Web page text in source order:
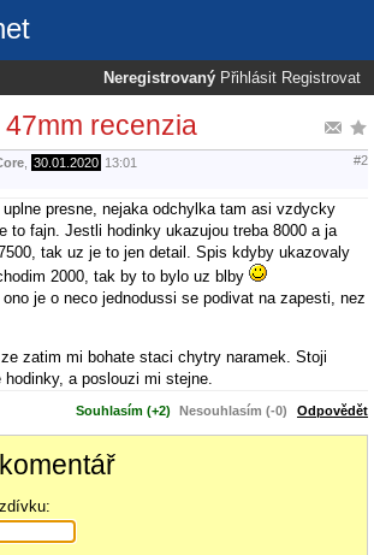
Neregistrovaný Přihlásit Registrovat
recenzia
30.01.2020 13:01 #2
presne, nejaka odchylka tam asi vzdycky
to fajn. Jestli hodinky ukazujou treba 8000 a ja
tak uz je to jen detail. Spis kdyby ukazovaly
2000, tak by to bylo uz blby
je o neco jednodussi se podivat na zapesti, nez
zatim mi bohate staci chytry naramek. Stoji
a poslouzi mi stejne.
Souhlasím (+2) Nesouhlasím (-0) Odpovědět